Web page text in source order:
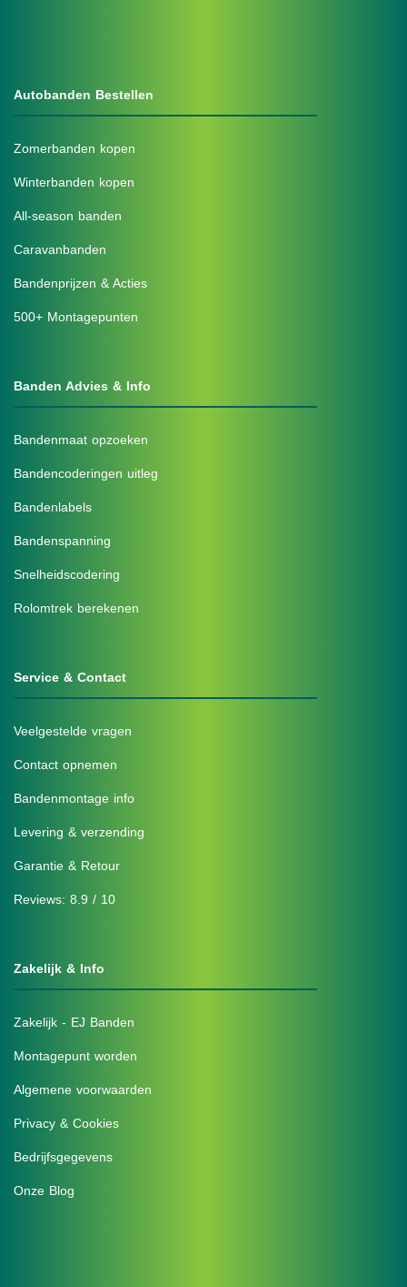
Autobanden Bestellen
Zomerbanden kopen
Winterbanden kopen
All-season banden
Caravanbanden
Bandenprijzen & Acties
500+ Montagepunten
Banden Advies & Info
Bandenmaat opzoeken
Bandencoderingen uitleg
Bandenlabels
Bandenspanning
Snelheidscodering
Rolomtrek berekenen
Service & Contact
Veelgestelde vragen
Contact opnemen
Bandenmontage info
Levering & verzending
Garantie & Retour
Reviews: 8.9 / 10
Zakelijk & Info
Zakelijk - EJ Banden
Montagepunt worden
Algemene voorwaarden
Privacy & Cookies
Bedrijfsgegevens
Onze Blog